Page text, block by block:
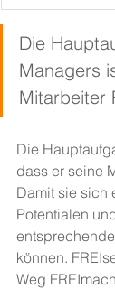
Die
Managers
Mitarbeiter
Die
dass er seine
Damit sie sich
Potentialen
können.
Weg